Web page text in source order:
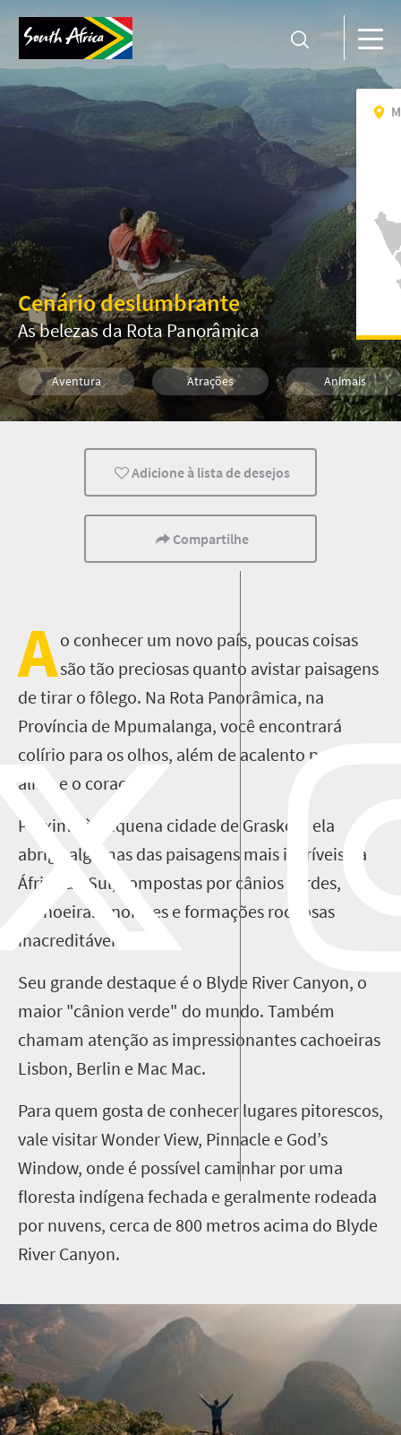
Cenário deslumbrante
As belezas da Rota Panorâmica
Aventura Atrações Animais
Trilhas Família Crianças
Adicione à lista de desejos
Compartilhe
Ao conhecer um novo país, poucas coisas
são tão preciosas quanto avistar paisagens
de tirar o fôlego. Na Rota Panorâmica, na
Província de Mpumalanga, você encontrará
colírio para os olhos, além de acalento para a
alma e o coração.
Próxima à pequena cidade de Graskop, ela
abriga algumas das paisagens mais incríveis da
África do Sul,
compostas por cânios verdes,
cachoeiras enormes e formações rochosas
inacreditáveis.
Seu grande destaque é o Blyde River Canyon, o
maior "cânion verde" do mundo. Também
chamam atenção as impressionantes cachoeiras
Lisbon, Berlin e Mac Mac.
Para quem gosta de conhecer lugares pitorescos,
vale visitar Wonder View, Pinnacle e God’s
Window, onde é possível caminhar por uma
floresta indígena fechada e geralmente rodeada
por nuvens, cerca de 800 metros acima do Blyde
River Canyon.